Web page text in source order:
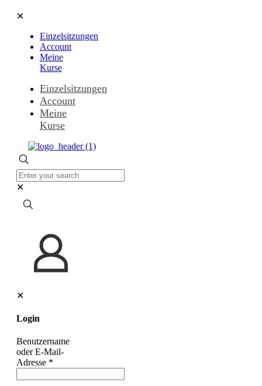
✕
Einzelsitzungen
Account
Meine
Kurse
Einzelsitzungen
Account
Meine
Kurse
✕
✕
Login
Benutzername
oder E-Mail-
Adresse *